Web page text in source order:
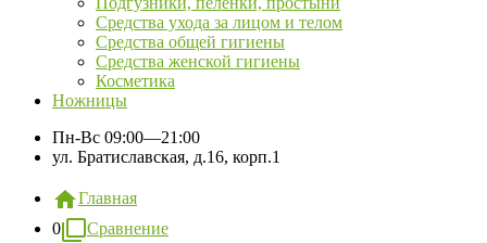
Средства ухода за лицом и телом
Средства общей гигиены
Средства женской гигиены
Косметика
Ножницы
Пн-Вс 09:00—21:00
ул. Братиславская, д.16, корп.1
Главная
0
Сравнение